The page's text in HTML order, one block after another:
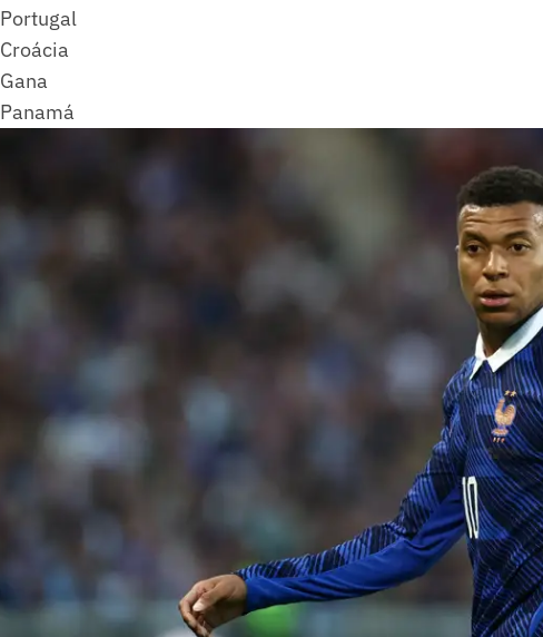
Portugal
Croácia
Gana
Panamá